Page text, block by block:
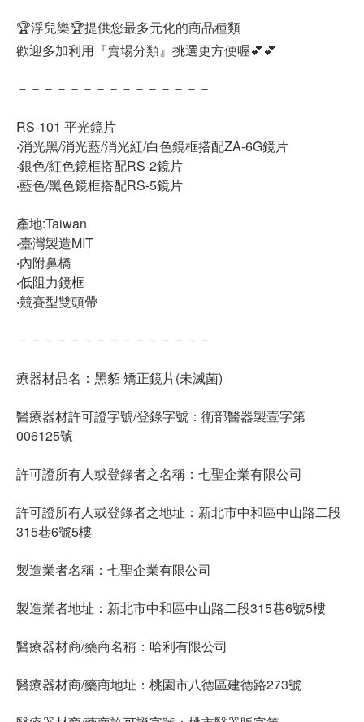
🏆浮兒樂🏆提供您最多元化的商品種類
歡迎多加利用『賣場分類』挑選更方便喔💕💕
－－－－－－－－－－－－－－－
RS-101 平光鏡片
‧消光黑/消光藍/消光紅/白色鏡框搭配ZA-6G鏡片
‧銀色/紅色鏡框搭配RS-2鏡片
‧藍色/黑色鏡框搭配RS-5鏡片
產地:Taiwan
‧臺灣製造MIT
‧內附鼻橋
‧低阻力鏡框
‧競賽型雙頭帶
－－－－－－－－－－－－－－－
療器材品名：黑貂 矯正鏡片(未滅菌)
醫療器材許可證字號/登錄字號：衛部醫器製壹字第
006125號
許可證所有人或登錄者之名稱：七聖企業有限公司
許可證所有人或登錄者之地址：新北市中和區中山路二段
315巷6號5樓
製造業者名稱：七聖企業有限公司
製造業者地址：新北市中和區中山路二段315巷6號5樓
醫療器材商/藥商名稱：哈利有限公司
醫療器材商/藥商地址：桃園市八德區建德路273號